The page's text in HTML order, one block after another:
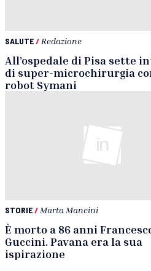
SALUTE/ Redazione
All’ospedale di Pisa sette
di super-microchirurgia
robot Symani
STORIE/ Marta Mancini
È morto a 86 anni
Guccini. Pavana era la sua
ispirazione